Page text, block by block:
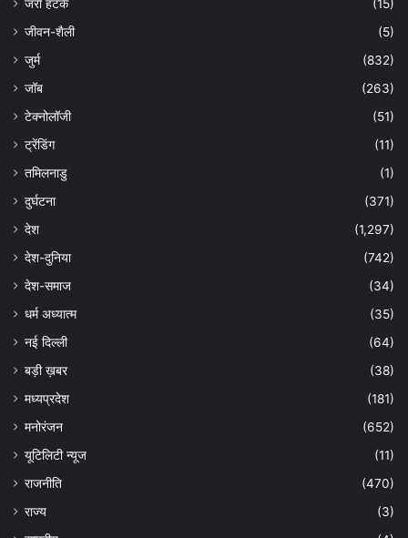
जरा हटके
(15)
जीवन-शैली
(5)
जुर्म
(832)
जॉब
(263)
टेक्नोलॉजी
(51)
ट्रेंडिंग
(11)
तमिलनाडु
(1)
दुर्घटना
(371)
देश
(1,297)
देश-दुनिया
(742)
देश-समाज
(34)
धर्म अध्यात्म
(35)
नई दिल्ली
(64)
बड़ी ख़बर
(38)
मध्यप्रदेश
(181)
मनोरंजन
(652)
यूटिलिटी न्यूज
(11)
राजनीति
(470)
राज्य
(3)